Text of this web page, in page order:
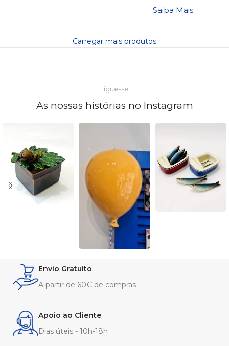
Saiba Mais
Carregar mais produtos
Ligue-se
As nossas histórias no Instagram
Envio Gratuito
A partir de 60€ de compras
Apoio ao Cliente
Dias úteis - 10h-18h